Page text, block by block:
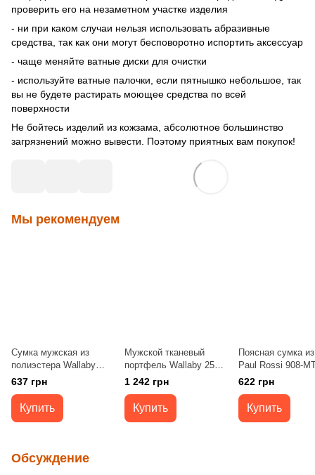
проверить его на незаметном участке изделия
- ни при каком случаи нельзя использовать абразивные
средства, так как они могут бесповоротно испортить аксессуар
- чаще меняйте ватные диски для очистки
- используйте ватные палочки, если пятнышко небольшое, так
вы не будете растирать моющее средства по всей
поверхности
Не бойтесь изделий из кожзама, абсолютное большинство
загрязнений можно вывести. Поэтому приятных вам покупок!
Мы рекомендуем
Сумка мужская из
полиэстера Wallaby
2411 black
637 грн
Купить
Мужской тканевый
портфель Wallaby 2513
черный
1 242 грн
Купить
Поясная сумка
Paul Rossi 908-
light brown
622 грн
Купить
Обсуждение